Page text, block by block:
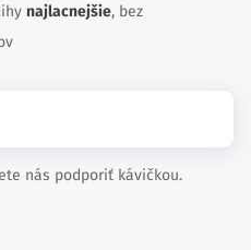
najlacnejšie, bez
nás podporiť kávičkou.